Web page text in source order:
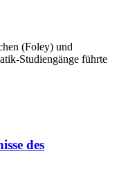
(Foley) und
Studiengänge führte
des